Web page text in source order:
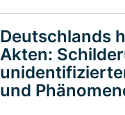
Deutschlands
Akten:
und